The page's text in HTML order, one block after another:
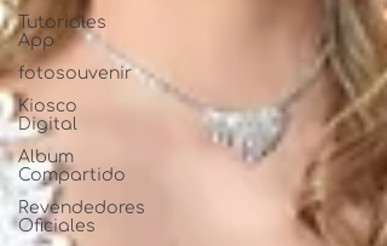
Tutoriales
App
fotosouvenir
Kiosco
Digital
Album
Compartido
Revendedores
Oficiales